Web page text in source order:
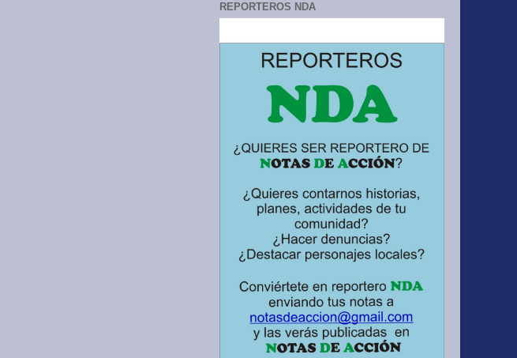
REPORTEROS NDA